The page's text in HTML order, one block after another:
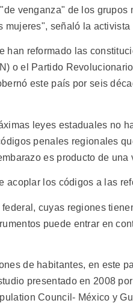
venganza" de los
mujeres", señaló la activista
han reformado las
o el Partido
este país por seis
leyes estaduales no
penales regionales
es producto de
acoplar los códigos a las
federal, cuyas regiones
puede entrar en
de habitantes, en este
presentado en 2008
Council- México y